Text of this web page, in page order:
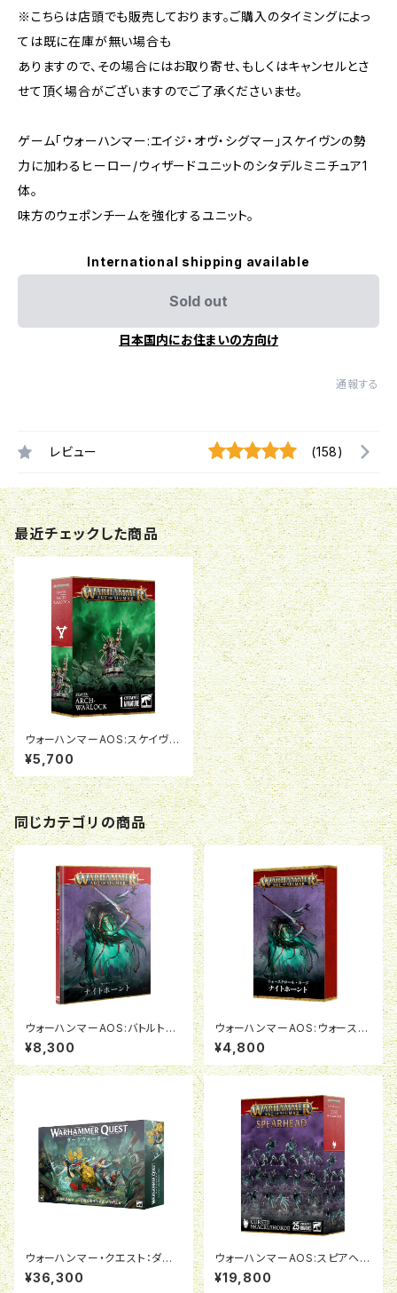
※こちらは店頭でも販売しております。ご購入のタイミングによっ
ては既に在庫が無い場合も
ありますので、その場合にはお取り寄せ、もしくはキャンセルとさ
せて頂く場合がございますのでご了承くださいませ。
ゲーム「ウォーハンマー:エイジ・オヴ・シグマー」スケイヴンの勢
力に加わるヒーロー/ウィザードユニットのシタデルミニチュア1
体。
味方のウェポンチームを強化するユニット。
International shipping available
Sold out
日本国内にお住まいの方向け
通報する
レビュー (158)
最近チェックした商品
ウォーハンマーAOS:スケイヴ
ン:ARCH-WARLOCK
¥5,700
同じカテゴリの商品
ウォーハンマーAOS:バトルトー
ム:ナイトホーント(日本語版)
¥8,300
ウォーハンマーAOS:ウォースク
ロールカード:ナイトホーント(日
本語版)
¥4,800
ウォーハンマー・クエスト：ダー
クウォーター（日本語版）
¥36,300
ウォーハンマーAOS:スピアヘッ
ド:ナイトホーント:呪われし咎者
の群れ
¥19,800